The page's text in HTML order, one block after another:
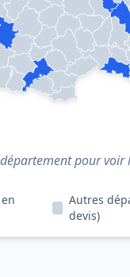
pour voir
Autres
devis)